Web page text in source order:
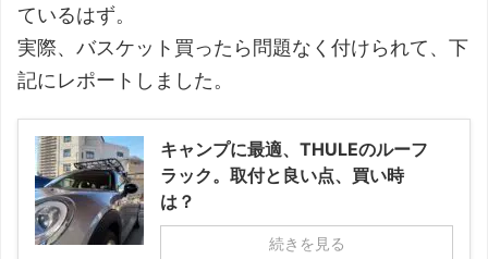
ているはず。
実際、バスケット買ったら問題なく付けられて、下
記にレポートしました。
キャンプに最適、THULEのルーフ
ラック。取付と良い点、買い時
は？
続きを見る